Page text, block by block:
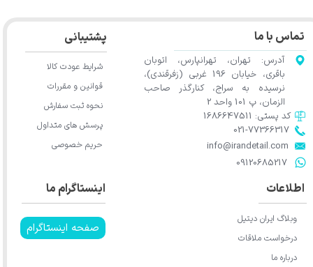
تماس با ما
آدرس: تهران، تهرانپارس، اتوبان
باقری، خیابان 196 غربی (زفرقندی)،
نرسیده به سراج، کنارگذر صاحب
الزمان، پ 101 واحد 2
​​​​​​​info@irandetail.com
021-77366317​​​​​​​​​​​​​​​​​​​​​
​​​​​​​09120685217​​​​​​​
کد پستی: 1686647511
اینستاگرام ما
صفحه اینستاگرام
اطلاعات
وبلاگ ایران دیتیل
درخواست ملاقات
درباره ما
پشتیبانی
شرایط عودت کالا
قوانین و مقررات
نحوه ثبت سفارش
پرسش های متداول
حریم خصوصی